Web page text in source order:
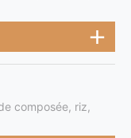
composée, riz,